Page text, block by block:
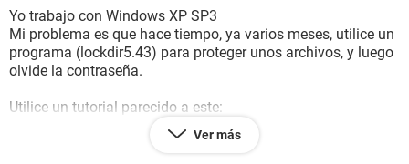
Yo trabajo con Windows XP SP3
Mi problema es que hace tiempo, ya varios meses, utilice un
programa (lockdir5.43) para proteger unos archivos, y luego
olvide la contraseña.
Utilice un tutorial parecido a este:
https://www.youtube.com/watch?v=wLhj2RC5Jvc
Pero algo salio mal, porque llego hasta un archivo llamado:
Ver más